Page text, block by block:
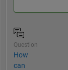
Question
How
can